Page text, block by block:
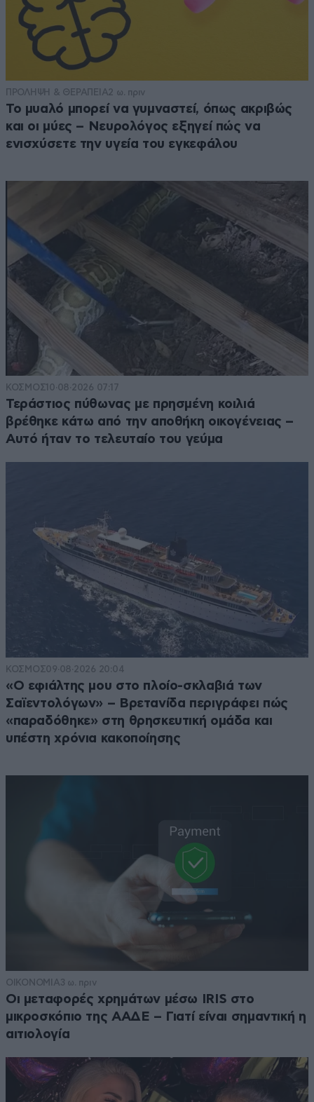
ΠΡΟΛΗΨΗ & ΘΕΡΑΠΕΙΑ2 ω. πριν
Το μυαλό μπορεί να γυμναστεί, όπως ακριβώς
και οι μύες – Νευρολόγος εξηγεί πώς να
ενισχύσετε την υγεία του εγκεφάλου
ΚΟΣΜΟΣ10·08·2026 07:17
Τεράστιος πύθωνας με πρησμένη κοιλιά
βρέθηκε κάτω από την αποθήκη οικογένειας –
Αυτό ήταν το τελευταίο του γεύμα
ΚΟΣΜΟΣ09·08·2026 20:04
«Ο εφιάλτης μου στο πλοίο-σκλαβιά των
Σαϊεντολόγων» – Βρετανίδα περιγράφει πώς
«παραδόθηκε» στη θρησκευτική ομάδα και
υπέστη χρόνια κακοποίησης
ΟΙΚΟΝΟΜΙΑ3 ω. πριν
Οι μεταφορές χρημάτων μέσω IRIS στο
μικροσκόπιο της ΑΑΔΕ – Γιατί είναι σημαντική η
αιτιολογία